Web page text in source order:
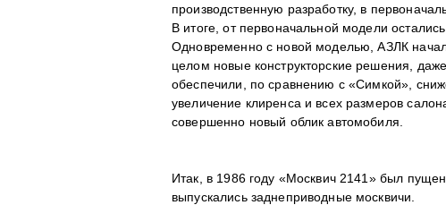
производственную разработку, в
В итоге, от первоначальной модели
Одновременно с новой моделью, АЗЛК
целом новые конструкторские решения,
обеспечили, по сравнению с «Симкой»,
увеличение клиренса и всех размеров
совершенно новый облик автомобиля.
Итак, в 1986 году «Москвич 2141» был
выпускались заднеприводные москвичи.